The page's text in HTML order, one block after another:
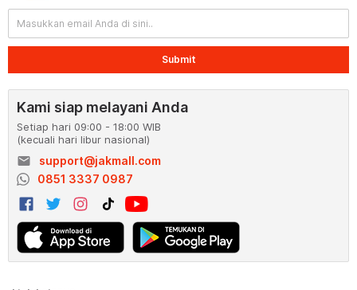
Submit
Kami siap melayani Anda
Setiap hari 09:00 - 18:00 WIB
(kecuali hari libur nasional)
email
support@jakmall.com
0851 3337 0987